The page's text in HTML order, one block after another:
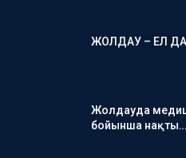
ЖОЛДАУ – ЕЛ
Жолдауда
бойынша нақты…